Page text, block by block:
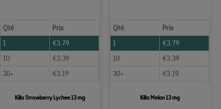
Qté
Prix
1
€3.79
10
€3.39
30+
€3.19
Killa Strawberry Lychee 13 mg
Qté
Prix
1
€3.79
10
€3.39
30+
€3.19
Killa Melon 13 mg